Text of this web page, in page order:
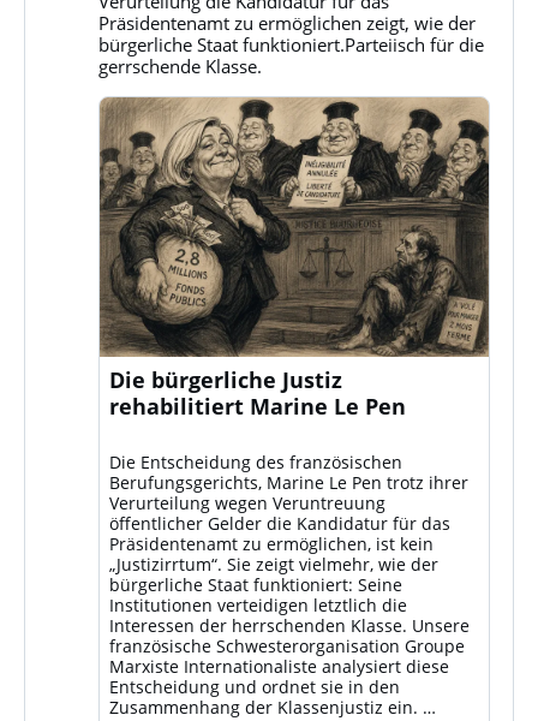
Bluesky
ansehen
Präsidentenamt zu ermöglichen zeigt, wie der
bürgerliche Staat funktioniert.Parteiisch für die
gerrschende Klasse.
Die bürgerliche Justiz
rehabilitiert Marine Le Pen
Die Entscheidung des französischen
Berufungsgerichts, Marine Le Pen trotz ihrer
Verurteilung wegen Veruntreuung
öffentlicher Gelder die Kandidatur für das
Präsidentenamt zu ermöglichen, ist kein
„Justizirrtum“. Sie zeigt vielmehr, wie der
bürgerliche Staat funktioniert: Seine
Institutionen verteidigen letztlich die
Interessen der herrschenden Klasse. Unsere
französische Schwesterorganisation Groupe
Marxiste Internationaliste analysiert diese
Entscheidung und ordnet sie in den
Zusammenhang der Klassenjustiz ein. …